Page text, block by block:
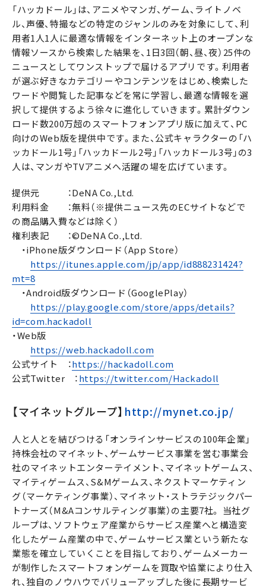
「ハッカドール」は、アニメやマンガ、ゲーム、ライトノベ
ル、声優、特撮などの特定のジャンルのみを対象にして、利
用者1人1人に最適な情報をインターネット上のオープンな
情報ソースから検索した結果を、1日3回（朝、昼、夜）25件の
ニュースとしてワンストップで届けるアプリです。利用者
が選ぶ好きなカテゴリーやコンテンツをはじめ、検索した
ワードや閲覧した記事などを常に学習し、最適な情報を選
択して提供するよう徐々に進化していきます。累計ダウン
ロード数200万超のスマートフォンアプリ版に加えて、PC
向けのWeb版を提供中です。また、公式キャラクターの「ハ
ッカドール1号」「ハッカドール2号」「ハッカドール3号」の3
人は、マンガやTVアニメへ活躍の場を広げています。
提供元 ：DeNA Co.,Ltd.
利用料金 ：無料（※提供ニュース先のECサイトなどで
の商品購入費などは除く）
権利表記 ：©DeNA Co.,Ltd.
・iPhone版ダウンロード（App Store）
https://itunes.apple.com/jp/app/id888231424?
mt=8
・Android版ダウンロード（GooglePlay）
https://play.google.com/store/apps/details?
id=com.hackadoll
・Web版
https://web.hackadoll.com
公式サイト ：https://hackadoll.com
公式Twitter ：https://twitter.com/Hackadoll
【マイネットグループ】 http://mynet.co.jp/
人と人とを結びつける「オンラインサービスの100年企業」
持株会社のマイネット、ゲームサービス事業を営む事業会
社のマイネットエンターテイメント、マイネットゲームス、
マイティゲームス、S&Mゲームス、ネクストマーケティン
グ（マーケティング事業）、マイネット・ストラテジックパー
トナーズ（M&Aコンサルティング事業）の主要7社。 当社グ
ループは、ソフトウェア産業からサービス産業へと構造変
化したゲーム産業の中で、ゲームサービス業という新たな
業態を確立していくことを目指しており、ゲームメーカー
が制作したスマートフォンゲームを買取や協業により仕入
れ、独自のノウハウでバリューアップした後に長期サービ